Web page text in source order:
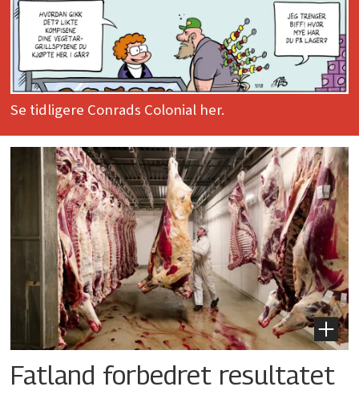
Se tidligere Conrads Colonial her.
Fatland forbedret resultatet